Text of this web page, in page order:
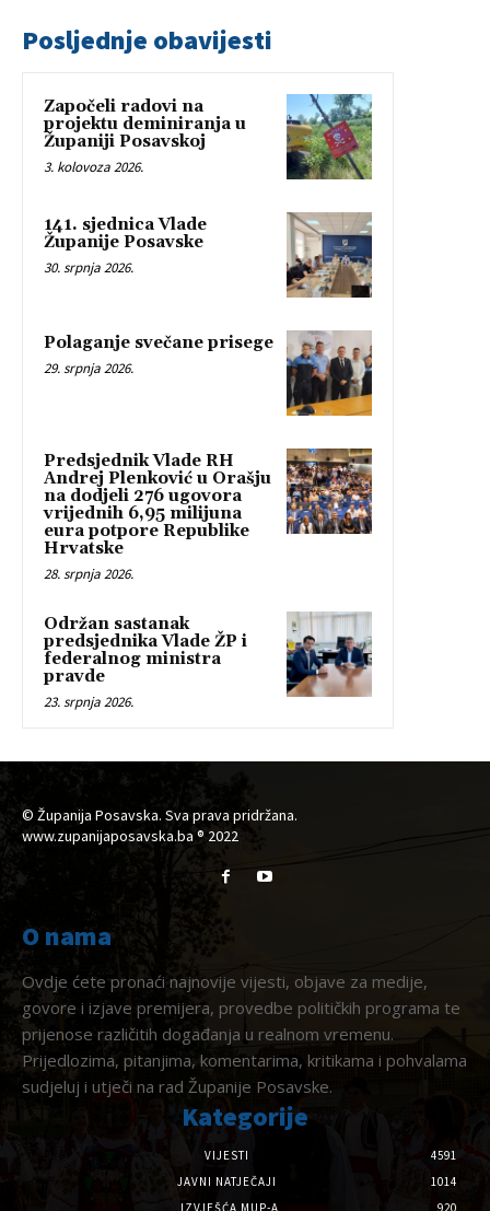
Posljednje obavijesti
Započeli radovi na
projektu deminiranja u
Županiji Posavskoj
3. kolovoza 2026.
141. sjednica Vlade
Županije Posavske
30. srpnja 2026.
Polaganje svečane prisege
29. srpnja 2026.
Predsjednik Vlade RH
Andrej Plenković u Orašju
na dodjeli 276 ugovora
vrijednih 6,95 milijuna
eura potpore Republike
Hrvatske
28. srpnja 2026.
Održan sastanak
predsjednika Vlade ŽP i
federalnog ministra
pravde
23. srpnja 2026.
© Županija Posavska. Sva prava pridržana.
www.zupanijaposavska.ba ® 2022
O nama
Ovdje ćete pronaći najnovije vijesti, objave za medije,
govore i izjave premijera, provedbe političkih programa te
prijenose različitih događanja u realnom vremenu.
Prijedlozima, pitanjima, komentarima, kritikama i pohvalama
sudjeluj i utječi na rad Županije Posavske.
Kategorije
VIJESTI
4591
JAVNI NATJEČAJI
1014
IZVJEŠĆA MUP-A
920